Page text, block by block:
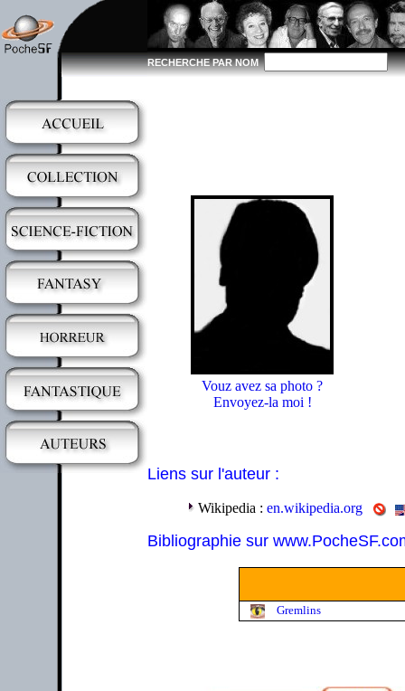
RECHERCHE PAR NOM
Vouz avez sa photo ?
Envoyez-la moi !
Liens sur l'auteur :
Wikipedia : en.wikipedia.org
Bibliographie sur
Gremlins